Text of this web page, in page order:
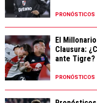
PRONÓSTICOS
El
Clausura:
ante Tigre?
PRONÓSTICOS